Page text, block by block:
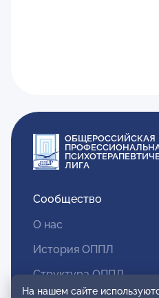
ОБЩЕРОССИЙСКАЯ
ЛИГА
Сообщество
О нас
История ОППЛ
Структура ОППЛ
На нашем сайте